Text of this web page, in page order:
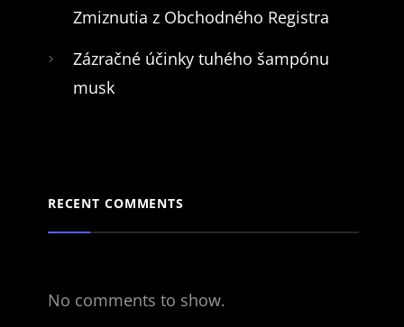
Zmiznutia z Obchodného Registra
Zázračné účinky tuhého šampónu
musk
RECENT COMMENTS
No comments to show.